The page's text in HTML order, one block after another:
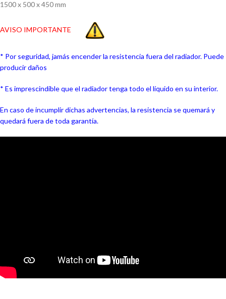
1500 x 500 x 450 mm
AVISO IMPORTANTE
* Por seguridad, jamás encender la resistencia fuera del radiador. Puede
producir daños
* Es imprescindible que el radiador tenga todo el líquido en su interior.
En caso de incumplir dichas advertencias, la resistencia se quemará y
quedará fuera de toda garantía.